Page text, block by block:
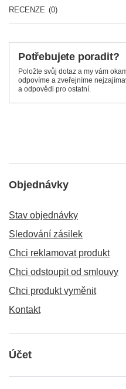
RECENZE (0)
Potřebujete poradit?
Položte svůj dotaz a my vám
odpovíme a zveřejníme
a odpovědi pro ostatní.
Objednávky
Stav objednávky
Sledování zásilek
Chci reklamovat produkt
Chci odstoupit od smlouvy
Chci produkt vyměnit
Kontakt
Účet